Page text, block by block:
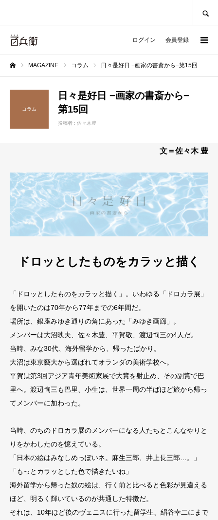
ログイン 会員登録
MAGAZINE コラム 日々是好日 −画家の書斎から−第15回
コラム
日々是好日 −画家の書斎から−
第15回
投稿者 : 佐々木豊
文＝佐々木 豊
ドロッとしたものをカラッと描く
「ドロッとしたものをカラッと描く」。いわゆる「ドロカラ展」
を開いたのは70年から77年までの6年間だ。
場所は、銀座みゆき通りの角にあった「みゆき画廊」。
メンバーは大沼映夫、佐々木豊、平賀敬、渡辺恂三の4人だ。
当時、みな30代、海外留学から、帰ったばかり。
大沼は東京藝大から選ばれてオランダの美術学校へ。
平賀は第3回アジア青年美術家展で大賞を射止め、その副賞で巴
里へ。渡辺恂三も巴里、小生は、世界一周の半ばほど旅から帰っ
てメンバーに加わった。
当時、のちのドロカラ展のメンバーになる人たちとこんなやりと
りをかわしたのを憶えている。
「日本の絵はみなしめっぽいネ。麻生三郎、井上長三郎…。」
「もっとカラッとした色で描きたいね」
海外留学から帰った奴の絵は、行く前と比べると色彩が見違える
ほど、明るく輝いているのが共通した特徴だ。
それは、10年ほど後のヴェニスに行った留学生、絹谷幸二にまで